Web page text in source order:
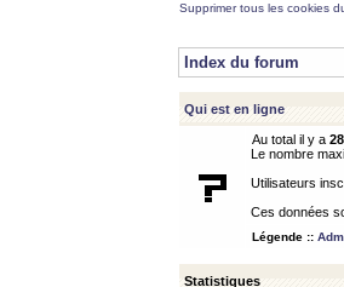
Supprimer tous les cookies
Index du forum
Qui est en ligne
Au total il y a
Le nombre
Utilisateurs
Ces données
Légende ::
Statistiques